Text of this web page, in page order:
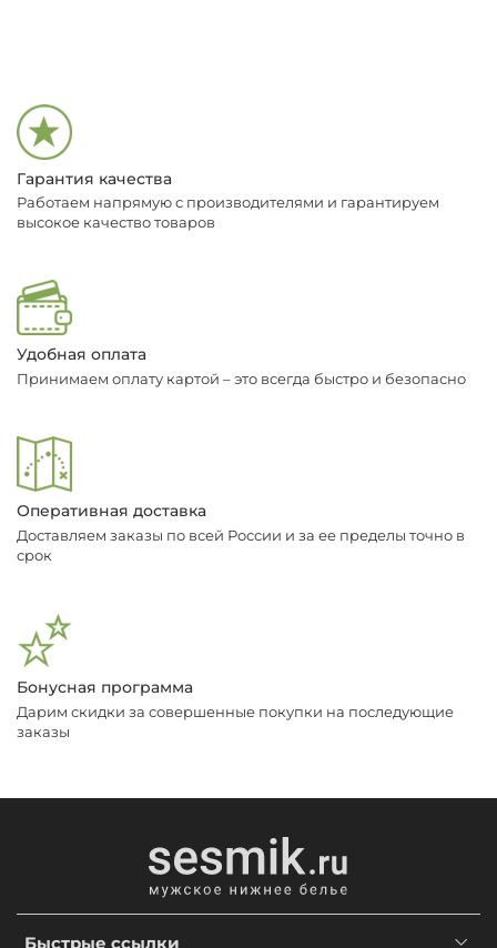
Гарантия качества
Работаем напрямую с производителями и гарантируем
высокое качество товаров
Удобная оплата
Принимаем оплату картой – это всегда быстро и безопасно
Оперативная доставка
Доставляем заказы по всей России и за ее пределы точно в
срок
Бонусная программа
Дарим скидки за совершенные покупки на последующие
заказы
Быстрые ссылки